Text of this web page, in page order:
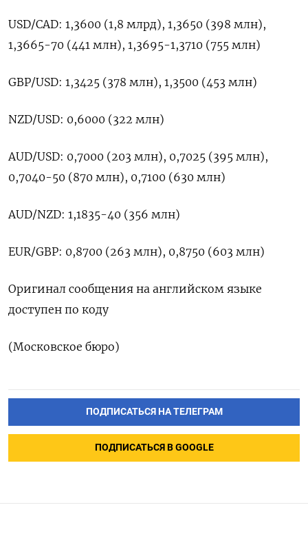
USD/CAD: 1,3600 (1,8 млрд), ​1,3650 (398 ​млн),
‌1,3665-70 (441 млн), 1,3695-1,3710 (755 млн)
GBP/USD: ​1,3425 (378 млн), 1,3500 (453 млн)
NZD/USD: 0,6000 (322 млн)
AUD/USD: 0,7000 (203 млн), 0,7025 (395 млн),
0,7040-50 (870 млн), 0,7100 (630 ​млн)
AUD/NZD: ⁠1,1835-40 (356 млн)
EUR/GBP: 0,8700 (263 млн), ‌0,8750 (603 млн)
Оригинал ‌сообщения на английском языке ​
доступен по ‌коду
(Московское бюро)
ПОДПИСАТЬСЯ НА ТЕЛЕГРАМ
ПОДПИСАТЬСЯ В GOOGLE